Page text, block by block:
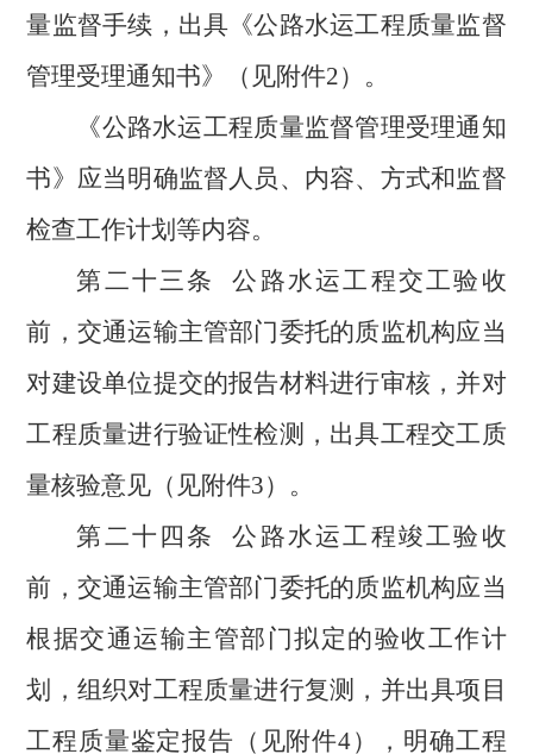
量监督手续，出具《公路水运工程质量监督
管理受理通知书》（见附件2）。
《公路水运工程质量监督管理受理通知
书》应当明确监督人员、内容、方式和监督
检查工作计划等内容。
第二十三条
公路水运工程交工验收
前，交通运输主管部门委托的质监机构应当
对建设单位提交的报告材料进行审核，并对
工程质量进行验证性检测，出具工程交工质
量核验意见（见附件3）。
第二十四条
公路水运工程竣工验收
前，交通运输主管部门委托的质监机构应当
根据交通运输主管部门拟定的验收工作计
划，组织对工程质量进行复测，并出具项目
工程质量鉴定报告（见附件4），明确工程